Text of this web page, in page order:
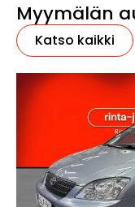
Myymälän
Katso kaikki